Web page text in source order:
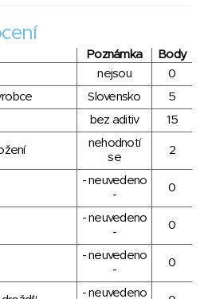
Poznámka
Body
nejsou
0
Slovensko
5
bez aditiv 15
nehodnotí
se
2
- neuvedeno
-
0
- neuvedeno
-
0
- neuvedeno
-
0
- neuvedeno